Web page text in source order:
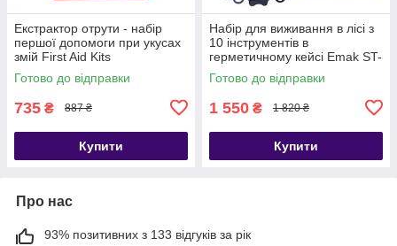
Екстрактор отрути - набір
першої допомоги при укусах
змій First Aid Kits
Готово до відправки
735 ₴ 887 ₴
Купити
Набір для виживання в лісі з
10 інструментів в
герметичному кейсі Emak ST-
10
Готово до відправки
1 550 ₴ 1 820 ₴
Купити
Про нас
93% позитивних з 133 відгуків за рік